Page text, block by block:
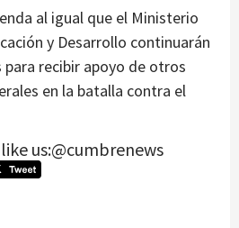
al igual que el Ministerio
y Desarrollo continuarán
recibir apoyo de otros
en la batalla contra el
us:@cumbrenews